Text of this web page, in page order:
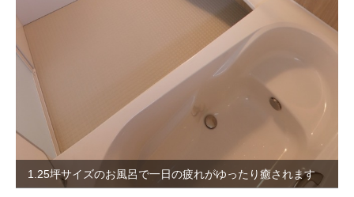
1.25坪サイズのお風呂で一日の疲れがゆったり癒されます